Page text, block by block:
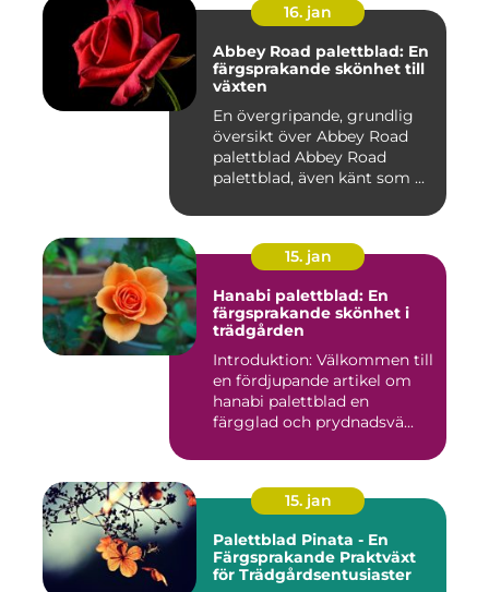
16. jan
Abbey Road palettblad: En
färgsprakande skönhet till
växten
En övergripande, grundlig
översikt över Abbey Road
palettblad Abbey Road
palettblad, även känt som ...
15. jan
Hanabi palettblad: En
färgsprakande skönhet i
trädgården
Introduktion: Välkommen till
en fördjupande artikel om
hanabi palettblad en
färgglad och prydnadsvä...
15. jan
Palettblad Pinata - En
Färgsprakande Praktväxt
för Trädgårdsentusiaster